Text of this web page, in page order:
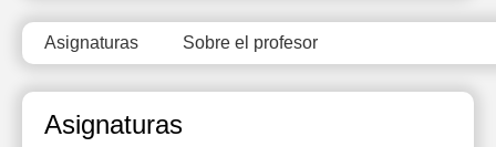
Asignaturas Sobre el profesor
Asignaturas